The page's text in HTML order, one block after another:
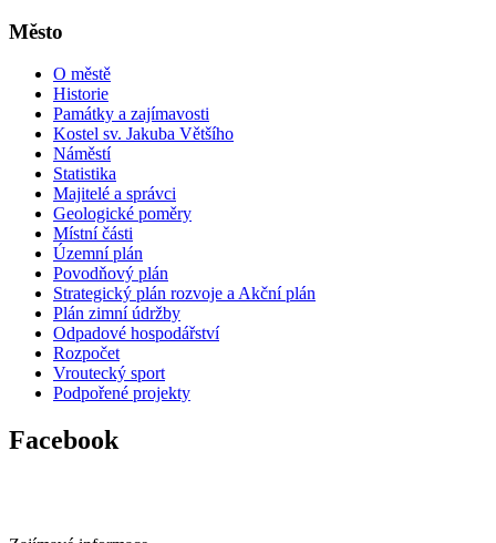
Město
O městě
Historie
Památky a zajímavosti
Kostel sv. Jakuba Většího
Náměstí
Statistika
Majitelé a správci
Geologické poměry
Místní části
Územní plán
Povodňový plán
Strategický plán rozvoje a Akční plán
Plán zimní údržby
Odpadové hospodářství
Rozpočet
Vroutecký sport
Podpořené projekty
Facebook